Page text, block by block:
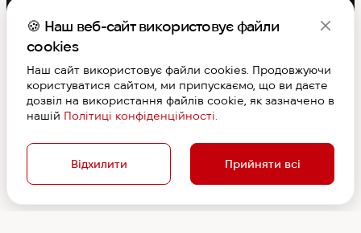
Контакти
S-PROF © Copyright 2026. Вcі права захищені
Договір публічної оферти
🍪 Наш веб-сайт використовує файли
cookies
Наш сайт використовує файли cookies. Продовжуючи
користуватися сайтом, ми припускаємо, що ви даєте
дозвіл на використання файлів cookie, як зазначено в
нашій Політиці конфіденційності.
Відхилити Прийняти всі